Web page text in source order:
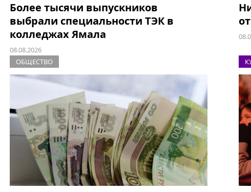
Более тысячи выпускников
выбрали специальности ТЭК в
колледжах Ямала
08.08.2026
ОБЩЕСТВО